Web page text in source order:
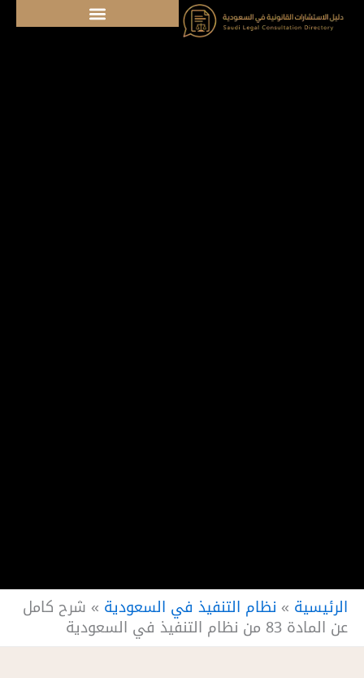
تخطي
الرئيسية » نظام التنفيذ في السعودية » شرح كامل
عن المادة 83 من نظام التنفيذ في السعودية